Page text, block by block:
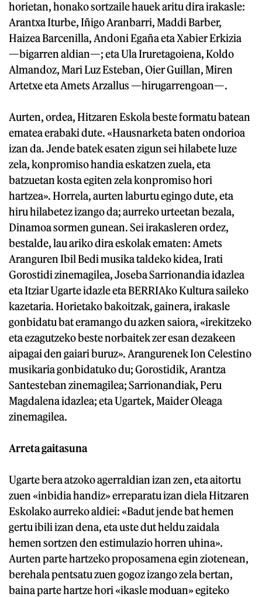
horietan, honako sortzaile hauek aritu dira irakasle:
Arantxa Iturbe, Iñigo Aranbarri, Maddi Barber,
Haizea Barcenilla, Andoni Egaña eta Xabier Erkizia
—bigarren aldian—; eta Ula Iruretagoiena, Koldo
Almandoz, Mari Luz Esteban, Oier Guillan, Miren
Artetxe eta Amets Arzallus —hirugarrengoan—.
Aurten, ordea, Hitzaren Eskola beste formatu batean
ematea erabaki dute. «Hausnarketa baten ondorioa
izan da. Jende batek esaten zigun sei hilabete luze
zela, konpromiso handia eskatzen zuela, eta
batzuetan kosta egiten zela konpromiso hori
hartzea». Horrela, aurten laburtu egingo dute, eta
hiru hilabetez izango da; aurreko urteetan bezala,
Dinamoa sormen gunean. Sei irakasleren ordez,
bestalde, lau ariko dira eskolak ematen: Amets
Aranguren Ibil Bedi musika taldeko kidea, Irati
Gorostidi zinemagilea, Joseba Sarrionandia idazlea
eta Itziar Ugarte idazle eta BERRIAko Kultura saileko
kazetaria. Horietako bakoitzak, gainera, irakasle
gonbidatu bat eramango du azken saiora, «irekitzeko
eta ezagutzeko beste norbaitek zer esan dezakeen
aipagai den gaiari buruz». Arangurenek Ion Celestino
musikaria gonbidatuko du; Gorostidik, Arantza
Santesteban zinemagilea; Sarrionandiak, Peru
Magdalena idazlea; eta Ugartek, Maider Oleaga
zinemagilea.
Arreta gaitasuna
Ugarte bera atzoko agerraldian izan zen, eta aitortu
zuen «inbidia handiz» erreparatu izan diela Hitzaren
Eskolako aurreko aldiei: «Badut jende bat hemen
gertu ibili izan dena, eta uste dut heldu zaidala
hemen sortzen den estimulazio horren uhina».
Aurten parte hartzeko proposamena egin ziotenean,
berehala pentsatu zuen gogoz izango zela bertan,
baina parte hartze hori «ikasle moduan» egiteko